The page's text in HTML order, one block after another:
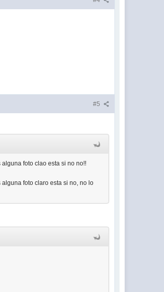
#5
foto clao esta si no no!!
foto claro esta si no, no lo